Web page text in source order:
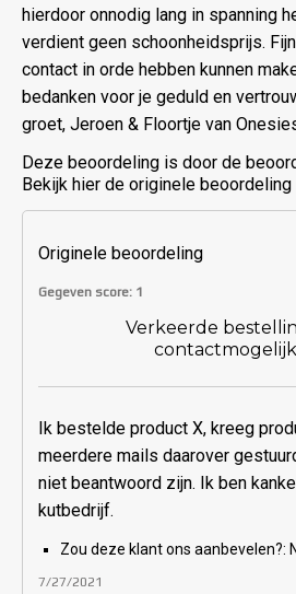
hierdoor onnodig lang in spanning
verdient geen schoonheidsprijs.
contact in orde hebben kunnen
bedanken voor je geduld en
groet, Jeroen & Floortje van
Deze beoordeling is door de
Bekijk hier de originele beoordeling
Originele beoordeling
Gegeven score: 1
Verkeerde
Ik bestelde product X, kreeg
meerdere mails daarover
niet beantwoord zijn. Ik ben
kutbedrijf.
Zou deze klant ons aanbevelen?:
7/27/2021